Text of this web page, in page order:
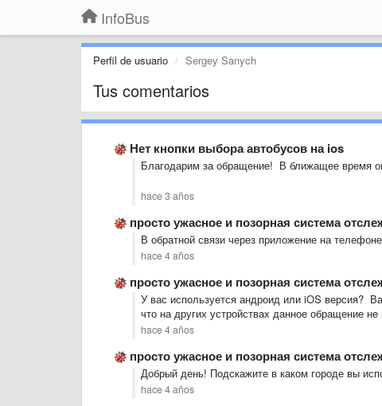
InfoBus
Perfil de usuario Sergey Sanych
Tus comentarios
Нет кнопки выбора автобусов на ios
Благодарим за обращение! В ближащее время
hace 3 años
просто ужасное и позорная система
В обратной связи через приложение на
hace 4 años
просто ужасное и позорная система
У вас используется андроид или iOS версия?
что на других устройствах данное обращение
hace 4 años
просто ужасное и позорная система
Добрый день! Подскажите в каком городе вы
hace 4 años